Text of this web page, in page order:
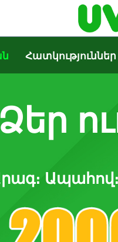
Հատկություններ